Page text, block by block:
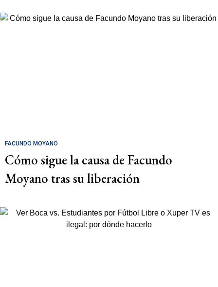
FACUNDO MOYANO
Cómo sigue la causa de Facundo
Moyano tras su liberación